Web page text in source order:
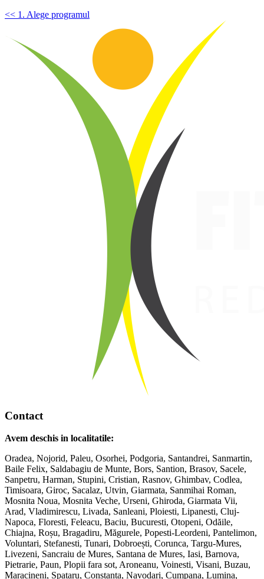
<< 1. Alege programul
Contact
Avem deschis in localitatile:
Oradea, Nojorid, Paleu, Osorhei, Podgoria, Santandrei, Sanmartin,
Baile Felix, Saldabagiu de Munte, Bors, Santion, Brasov, Sacele,
Sanpetru, Harman, Stupini, Cristian, Rasnov, Ghimbav, Codlea,
Timisoara, Giroc, Sacalaz, Utvin, Giarmata, Sanmihai Roman,
Mosnita Noua, Mosnita Veche, Urseni, Ghiroda, Giarmata Vii,
Arad, Vladimirescu, Livada, Sanleani, Ploiesti, Lipanesti, Cluj-
Napoca, Floresti, Feleacu, Baciu, Bucuresti, Otopeni, Odăile,
Chiajna, Roșu, Bragadiru, Măgurele, Popesti-Leordeni, Pantelimon,
Voluntari, Stefanesti, Tunari, Dobroești, Corunca, Targu-Mures,
Livezeni, Sancraiu de Mures, Santana de Mures, Iasi, Barnova,
Pietrarie, Paun, Plopii fara sot, Aroneanu, Voinesti, Visani, Buzau,
Maracineni, Spataru, Constanta, Navodari, Cumpana, Lumina,